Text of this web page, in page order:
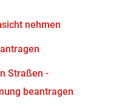
nehmen
Straßen -
beantragen